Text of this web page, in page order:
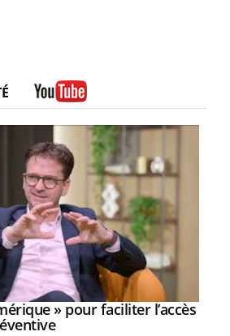
» pour faciliter l’accès
Youtube